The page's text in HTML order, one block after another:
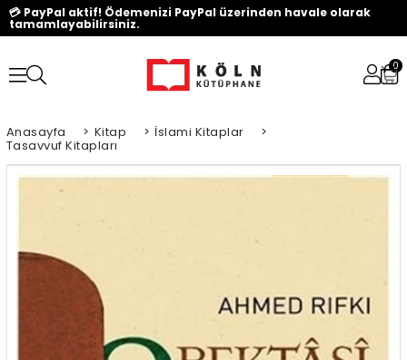
💳 PayPal aktif! Ödemenizi PayPal üzerinden havale olarak
tamamlayabilirsiniz.
0
Anasayfa > Kitap > İslami Kitaplar >
Tasavvuf Kitapları